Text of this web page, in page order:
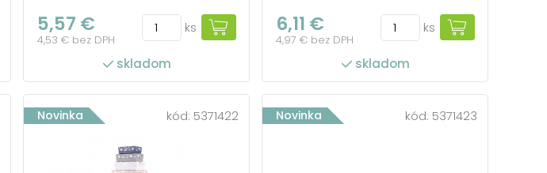
5,57 €
4,53 € bez DPH
ks
skladom
6,11 €
4,97 € bez DPH
ks
skladom
Novinka kód: 5371422 Novinka kód: 5371423